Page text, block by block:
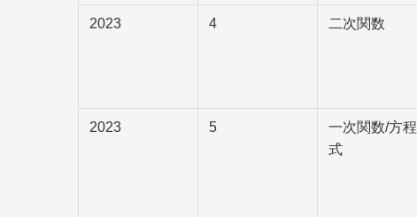
2023 4 二次関数
2023 5
一次関数/方程
式